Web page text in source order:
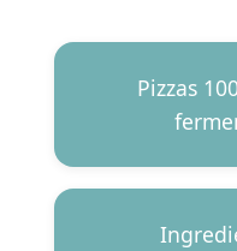
Pizzas